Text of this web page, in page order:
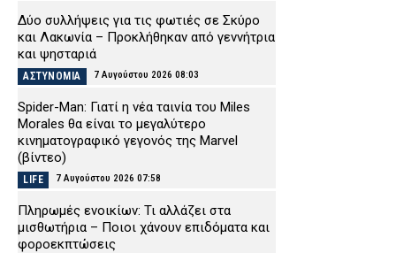
Δύο συλλήψεις για τις φωτιές σε Σκύρο
και Λακωνία – Προκλήθηκαν από γεννήτρια
και ψησταριά
ΑΣΤΥΝΟΜΙΑ 7 Αυγούστου 2026 08:03
Spider-Man: Γιατί η νέα ταινία του Miles
Morales θα είναι το μεγαλύτερο
κινηματογραφικό γεγονός της Marvel
(βίντεο)
LIFE 7 Αυγούστου 2026 07:58
Πληρωμές ενοικίων: Τι αλλάζει στα
μισθωτήρια – Ποιοι χάνουν επιδόματα και
φοροεκπτώσεις